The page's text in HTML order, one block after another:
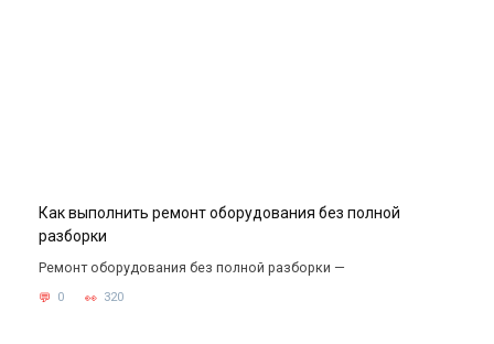
Как выполнить ремонт оборудования без полной
разборки
Ремонт оборудования без полной разборки —
0 320